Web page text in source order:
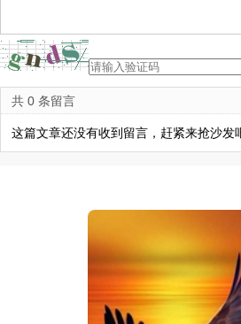
共 0 条留言
这篇文章还没有收到留言，赶紧来抢沙发